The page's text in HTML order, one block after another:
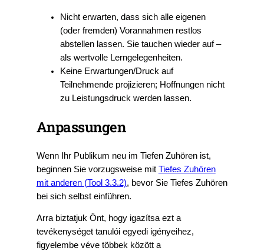
Nicht erwarten, dass sich alle eigenen
(oder fremden) Vorannahmen restlos
abstellen lassen. Sie tauchen wieder auf –
als wertvolle Lerngelegenheiten.
Keine Erwartungen/Druck auf
Teilnehmende projizieren; Hoffnungen nicht
zu Leistungsdruck werden lassen.
Anpassungen
Wenn Ihr Publikum neu im Tiefen Zuhören ist,
beginnen Sie vorzugsweise mit Tiefes Zuhören
mit anderen (Tool 3.3.2), bevor Sie Tiefes Zuhören
bei sich selbst einführen.
Arra biztatjuk Önt, hogy igazítsa ezt a
tevékenységet tanulói egyedi igényeihez,
figyelembe véve többek között a